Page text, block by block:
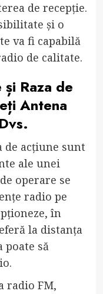
de recepție.
și o
va fi capabilă
de calitate.
Raza de
Antena
de acțiune sunt
ale unei
operare se
radio pe
în
la distanța
poate să
radio FM,